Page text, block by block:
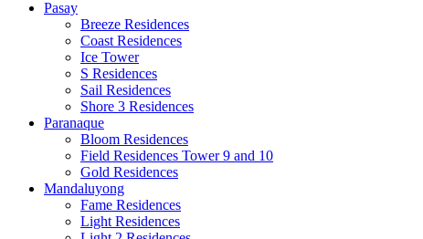
Pasay
Breeze Residences
Coast Residences
Ice Tower
S Residences
Sail Residences
Shore 3 Residences
Paranaque
Bloom Residences
Field Residences Tower 9 and 10
Gold Residences
Mandaluyong
Fame Residences
Light Residences